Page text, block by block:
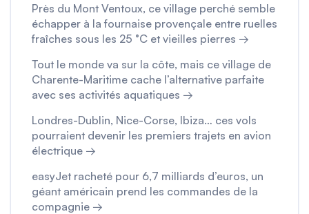
Près du Mont Ventoux, ce village perché semble
échapper à la fournaise provençale entre ruelles
fraîches sous les 25 °C et vieilles pierres →
Tout le monde va sur la côte, mais ce village de
Charente-Maritime cache l’alternative parfaite
avec ses activités aquatiques →
Londres-Dublin, Nice-Corse, Ibiza… ces vols
pourraient devenir les premiers trajets en avion
électrique →
easyJet racheté pour 6,7 milliards d’euros, un
géant américain prend les commandes de la
compagnie →